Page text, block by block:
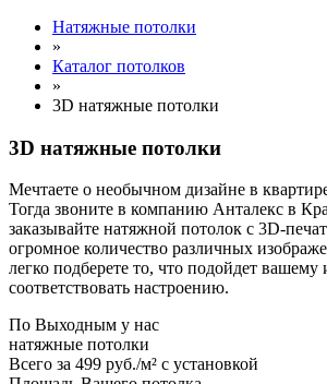
Натяжные потолки
»
Каталог потолков
»
3D натяжные потолки
3D натяжные потолки
Мечтаете о необычном дизайне в
Тогда звоните в компанию Анталекс в
заказывайте натяжной потолок с 3D-
огромное количество различных
легко подберете то, что подойдет вашему
соответствовать настроению.
По Выходным у нас
натяжные потолки
Всего за 499 руб./м² с установкой